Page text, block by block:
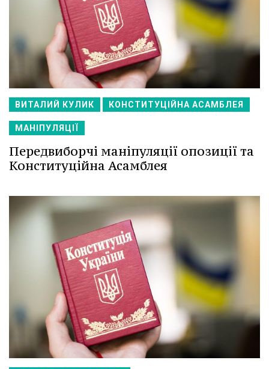
ВИТАЛИЙ КУЛИК КОНСТИТУЦІЙНА АСАМБЛЕЯ
МАНІПУЛЯЦІЇ
Передвиборчі маніпуляції опозиції та
Конституційна Асамблея